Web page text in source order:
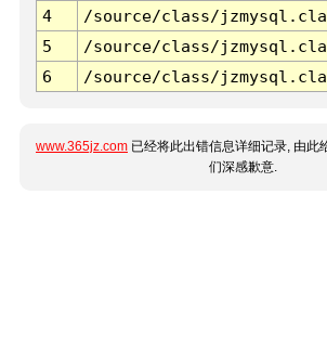
4
/source/class/
5
/source/class/
6
/source/class/
www.365jz.com 已经将此出错信息详细记录, 由此
们深感歉意.